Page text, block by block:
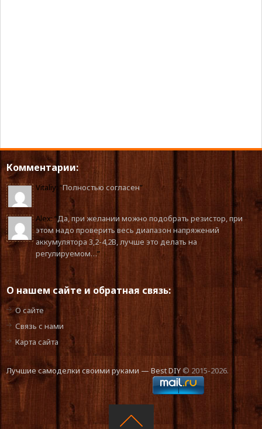
Комментарии:
Vitaliy : “Полностью согласен”
Alex: “Да, при желании можно подобрать резистор, при
этом надо проверить весь диапазон напряжений
аккумулятора 3,2-4,2В, лучше это делать на
регулируемом…”
О нашем сайте и обратная связь:
О сайте
Связь с нами
Карта сайта
Лучшие самоделки своими руками — Best DIY© 2015-2026.